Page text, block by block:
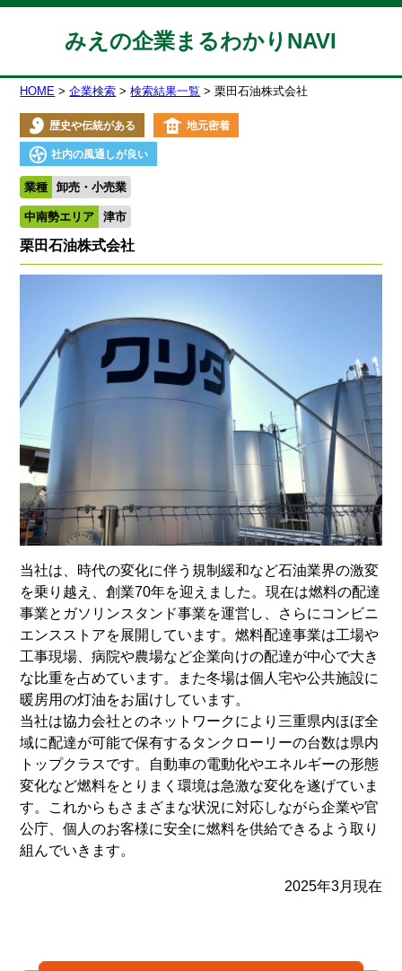
みえの企業まるわかりNAVI
HOME 企業検索 検索結果一覧 栗田石油株式会社
歴史や伝統がある 地元密着
社内の風通しが良い
業種 卸売・小売業
中南勢エリア 津市
栗田石油株式会社
当社は、時代の変化に伴う規制緩和など石油業界の激変
を乗り越え、創業70年を迎えました。現在は燃料の配達
事業とガソリンスタンド事業を運営し、さらにコンビニ
エンスストアを展開しています。燃料配達事業は工場や
工事現場、病院や農場など企業向けの配達が中心で大き
な比重を占めています。また冬場は個人宅や公共施設に
暖房用の灯油をお届けしています。
当社は協力会社とのネットワークにより三重県内ほぼ全
域に配達が可能で保有するタンクローリーの台数は県内
トップクラスです。自動車の電動化やエネルギーの形態
変化など燃料をとりまく環境は急激な変化を遂げていま
す。これからもさまざまな状況に対応しながら企業や官
公庁、個人のお客様に安全に燃料を供給できるよう取り
組んでいきます。
2025年3月現在